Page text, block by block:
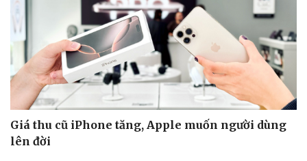
Giá thu cũ iPhone tăng, Apple muốn người dùng
lên đời